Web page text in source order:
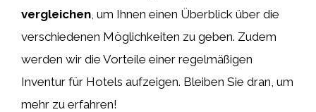
vergleichen, um Ihnen einen Überblick über die
verschiedenen Möglichkeiten zu geben. Zudem
werden wir die Vorteile einer regelmäßigen
Inventur für Hotels aufzeigen. Bleiben Sie dran, um
mehr zu erfahren!